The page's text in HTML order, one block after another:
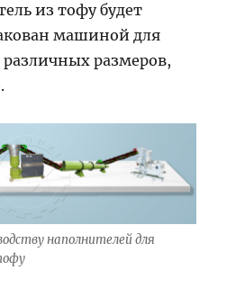
из тофу будет
машиной для
размеров,
наполнителей для